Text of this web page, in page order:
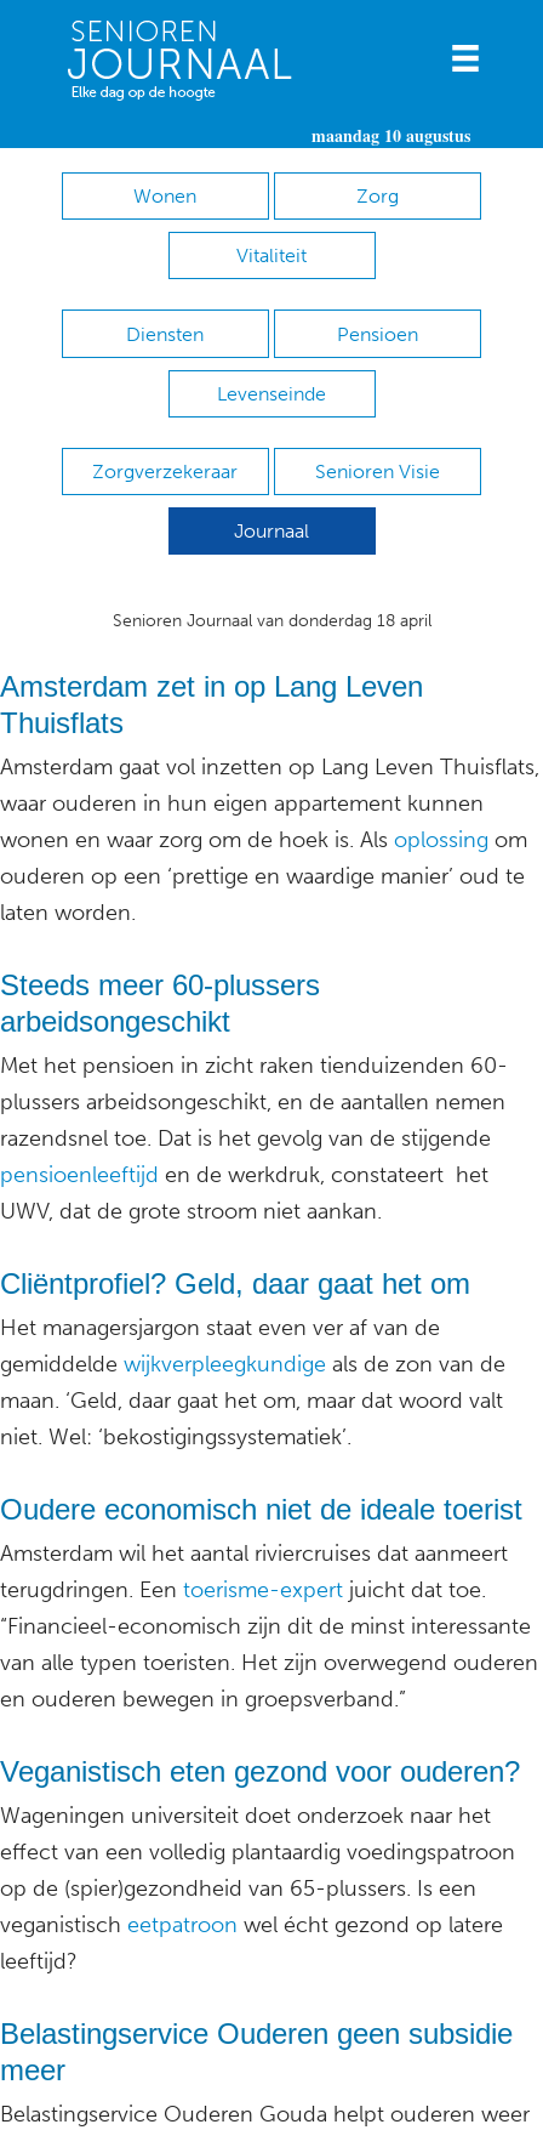
maandag 10 augustus
Wonen Zorg
Vitaliteit
Diensten Pensioen
Levenseinde
Zorgverzekeraar Senioren Visie
Journaal
Senioren Journaal van donderdag 18 april
Amsterdam zet in op Lang Leven
Thuisflats
Amsterdam gaat vol inzetten op Lang Leven Thuisflats,
waar ouderen in hun eigen appartement kunnen
wonen en waar zorg om de hoek is. Als oplossing om
ouderen op een ‘prettige en waardige manier’ oud te
laten worden.
Steeds meer 60-plussers
arbeidsongeschikt
Met het pensioen in zicht raken tienduizenden 60-
plussers arbeidsongeschikt, en de aantallen nemen
razendsnel toe. Dat is het gevolg van de stijgende
pensioenleeftijd en de werkdruk, constateert het
UWV, dat de grote stroom niet aankan.
Cliëntprofiel? Geld, daar gaat het om
Het managersjargon staat even ver af van de
gemiddelde wijkverpleegkundige als de zon van de
maan. ‘Geld, daar gaat het om, maar dat woord valt
niet. Wel: ‘bekostigingssystematiek’.
Oudere economisch niet de ideale toerist
Amsterdam wil het aantal riviercruises dat aanmeert
terugdringen. Een toerisme-expert juicht dat toe.
“Financieel-economisch zijn dit de minst interessante
van alle typen toeristen. Het zijn overwegend ouderen
en ouderen bewegen in groepsverband.”
Veganistisch eten gezond voor ouderen?
Wageningen universiteit doet onderzoek naar het
effect van een volledig plantaardig voedingspatroon
op de (spier)gezondheid van 65-plussers. Is een
veganistisch eetpatroon wel écht gezond op latere
leeftijd?
Belastingservice Ouderen geen subsidie
meer
Belastingservice Ouderen Gouda helpt ouderen weer